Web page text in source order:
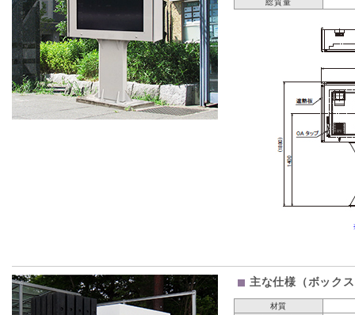
総質量
主な仕様（ボック
材質